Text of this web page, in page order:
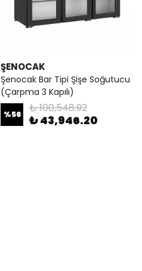
ŞENOCAK
Şenocak Bar Tipi Şişe Soğutucu
(Çarpma 3 Kapılı)
%56 ₺ 100,548.92
₺ 43,946.20